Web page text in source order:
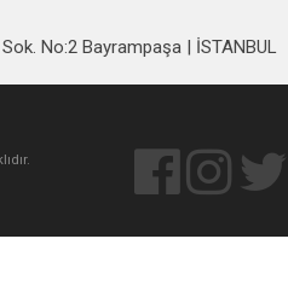
No:2 Bayrampaşa | İSTANBUL